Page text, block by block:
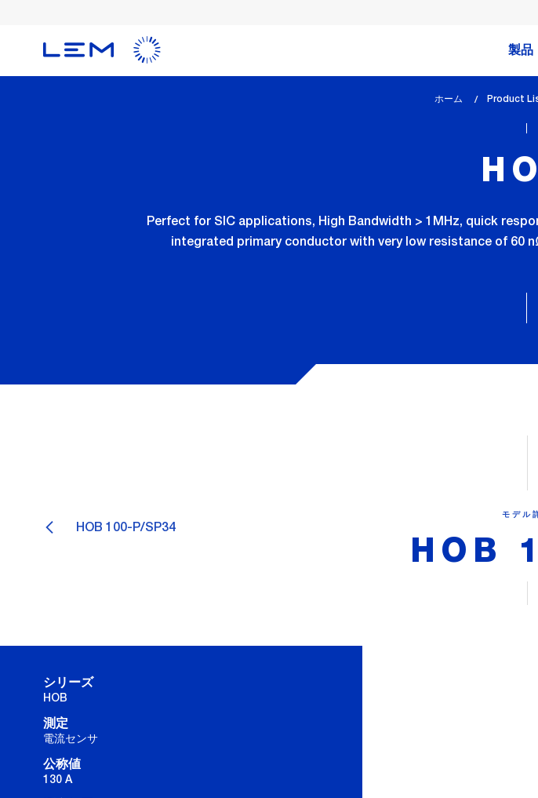
製品
ホーム Product
Perfect for SIC applications, High Bandwidth > 1MHz, quick
integrated primary conductor with very low resistance of 60
HOB 100-P/SP34
モデル
HOB
シリーズ
HOB
測定
電流センサ
公称値
130 A